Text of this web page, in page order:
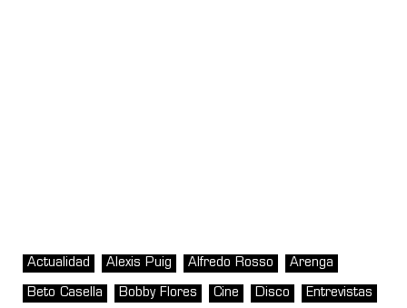
Actualidad Alexis Puig Alfredo Rosso Arenga
Beto Casella Bobby Flores Cine Disco Entrevistas